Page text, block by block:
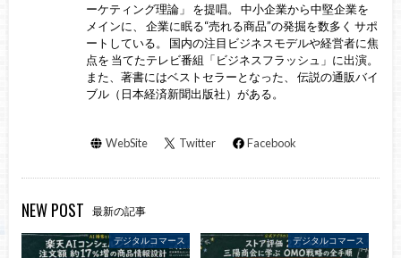
ーケティング理論」 を提唱。 中小企業から中堅企業を
メインに、 企業に眠る“売れる商品”の発掘を数多く サポ
ートしている。 国内の注目ビジネスモデルや経営者に焦
点を 当てたテレビ番組「ビジネスフラッシュ」に出演。
また、著書にはベストセラーとなった、 伝説の通販バイ
ブル（日本経済新聞出版社）がある。
WebSite Twitter Facebook
NEW POST 最新の記事
デジタルコマース デジタルコマース